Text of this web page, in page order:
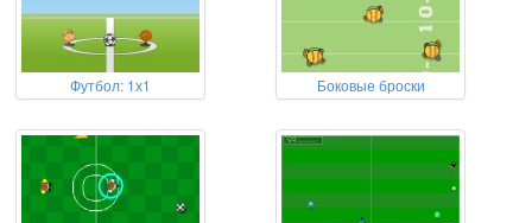
Футбол: 1х1 Боковые броски